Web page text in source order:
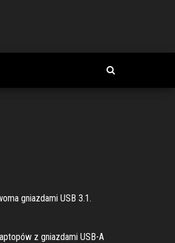
gniazdami USB 3.1.
z gniazdami USB-A